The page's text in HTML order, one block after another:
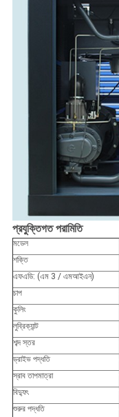
প্রযুক্তিগত পরামিতি
মডেল
শক্তি
এফএডি: (এম 3 / এমআইএন)
চাপ
কুলিং
লুব্রিক্যান্ট
শব্দ স্তর
ড্রাইভ পদ্ধতি
স্রাব তাপমাত্রা
বিদ্যুৎ
শুরুর পদ্ধতি